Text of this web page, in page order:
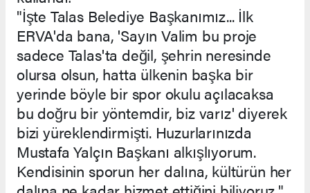
"İşte Talas Belediye Başkanımız... İlk
ERVA'da bana, 'Sayın Valim bu proje
sadece Talas'ta değil, şehrin neresinde
olursa olsun, hatta ülkenin başka bir
yerinde böyle bir spor okulu açılacaksa
bu doğru bir yöntemdir, biz varız' diyerek
bizi yüreklendirmişti. Huzurlarınızda
Mustafa Yalçın Başkanı alkışlıyorum.
Kendisinin sporun her dalına, kültürün her